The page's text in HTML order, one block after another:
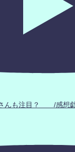
んも注目？ /感想